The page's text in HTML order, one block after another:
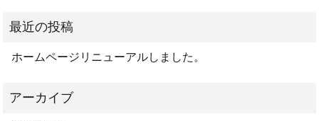
ホームページリニューアルしました。